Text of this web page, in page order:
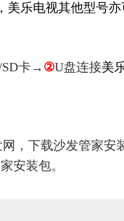
美乐电视其他型号亦
SD卡→ ②U盘连接美
，下载沙发管家安
安装包。